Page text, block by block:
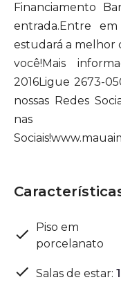
Financiamento
entrada.Entre
estudará a melhor
você!Mais
2016Ligue 2673-
nossas Redes
nas
Piso em
porcelanato
Salas de estar: 1